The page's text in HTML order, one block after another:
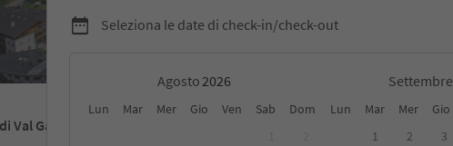
Seleziona le date di check-in/check-out
Agosto Settembre
Lun Mar Mer Gio Ven Sab Dom Lun Mar Mer Gio
1 2 3
Val Gardena